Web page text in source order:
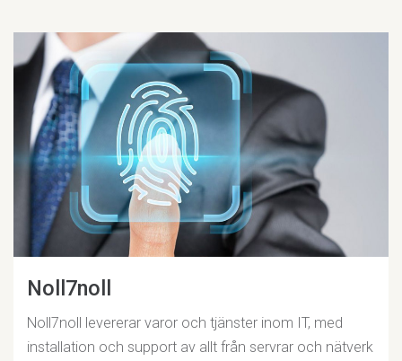
Noll7noll
Noll7noll levererar varor och tjänster inom IT, med
installation och support av allt från servrar och nätverk